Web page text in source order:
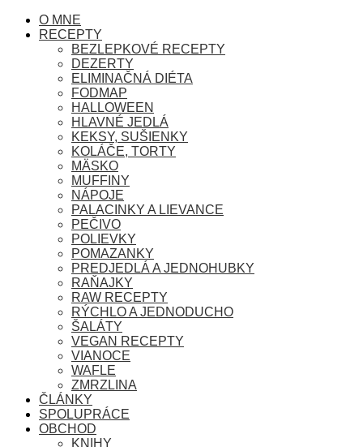
O MNE
RECEPTY
BEZLEPKOVÉ RECEPTY
DEZERTY
ELIMINAČNÁ DIÉTA
FODMAP
HALLOWEEN
HLAVNÉ JEDLÁ
KEKSY, SUŠIENKY
KOLÁČE, TORTY
MÄSKO
MUFFINY
NÁPOJE
PALACINKY A LIEVANCE
PEČIVO
POLIEVKY
POMAZANKY
PREDJEDLÁ A JEDNOHUBKY
RAŇAJKY
RAW RECEPTY
RÝCHLO A JEDNODUCHO
ŠALÁTY
VEGAN RECEPTY
VIANOCE
WAFLE
ZMRZLINA
ČLÁNKY
SPOLUPRÁCE
OBCHOD
KNIHY